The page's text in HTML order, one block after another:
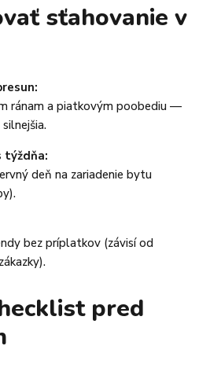
sťahovanie v
ránam a piatkovým poobediu —
týždňa:
deň na zariadenie bytu
bez príplatkov (závisí od
pred